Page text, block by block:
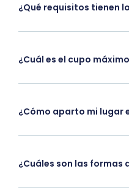
¿Qué requisitos tienen
¿Cuál es el cupo
¿Cómo aparto mi lugar
¿Cuáles son las formas